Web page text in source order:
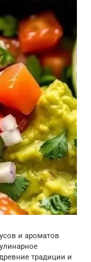
и ароматов
традиции и